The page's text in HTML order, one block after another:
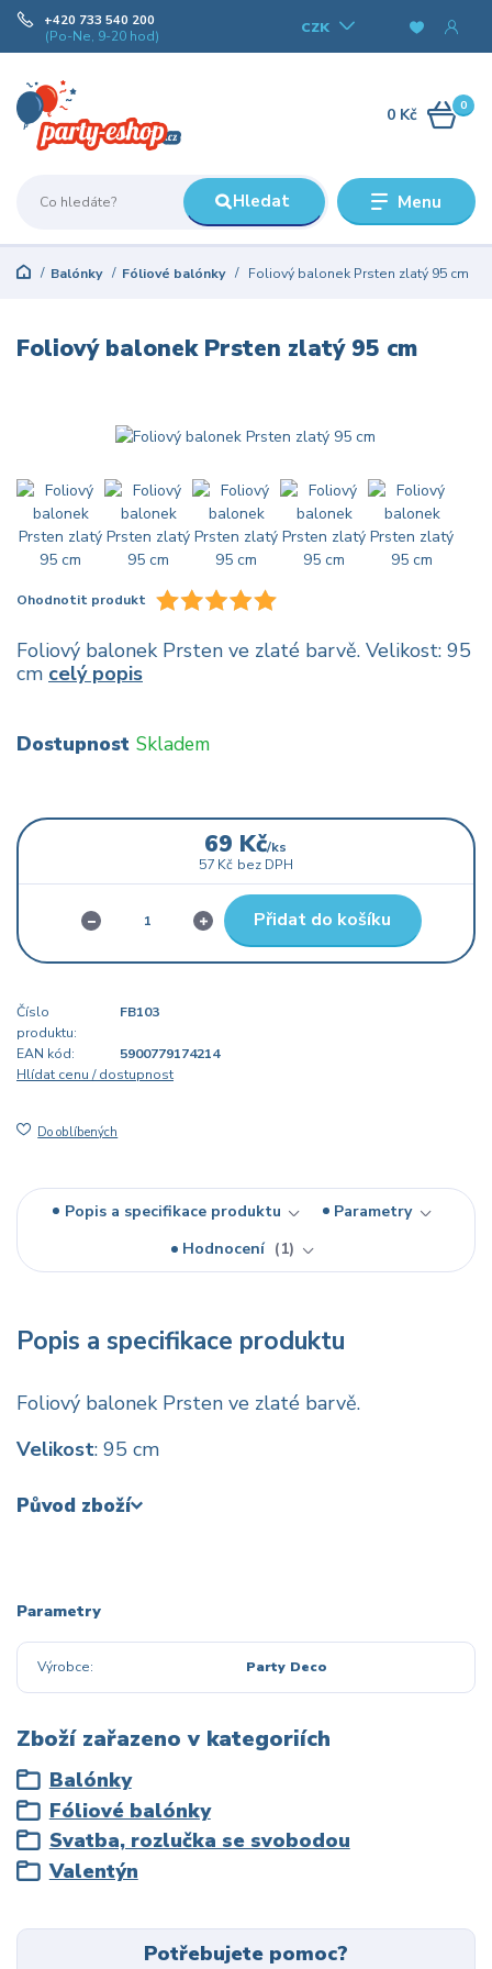
Menu
CZK
Hledat
+420 733 540 200
(Po-Ne, 9-20 hod)
0
0 Kč
Balónky Fóliové balónky Foliový balonek Prsten zlatý 95 cm
Foliový balonek Prsten zlatý 95 cm
Ohodnotit produkt
Foliový balonek Prsten ve zlaté barvě. Velikost: 95
cm celý popis
Dostupnost Skladem
69 Kč/ks
57 Kč bez DPH
Přidat do košíku
Číslo
produktu:
FB103
EAN kód:
5900779174214
Hlídat cenu / dostupnost
Do oblíbených
Popis a specifikace produktu
Parametry
Hodnocení
1
Popis a specifikace produktu
Foliový balonek Prsten ve zlaté barvě.
Velikost: 95 cm
Původ zboží
Parametry
Výrobce Party Deco
Zboží zařazeno v kategoriích
Balónky
Fóliové balónky
Svatba, rozlučka se svobodou
Valentýn
Potřebujete pomoc?